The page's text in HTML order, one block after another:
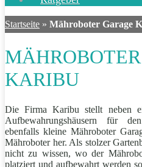
Startseite » Mähroboter Garage
KARIBU
Die Firma Karibu stellt neben
Aufbewahrungshäusern für
ebenfalls kleine Mähroboter
Mähroboter her. Als stolzer
nicht zu wissen, wo der
platziert und aufbewahrt werden